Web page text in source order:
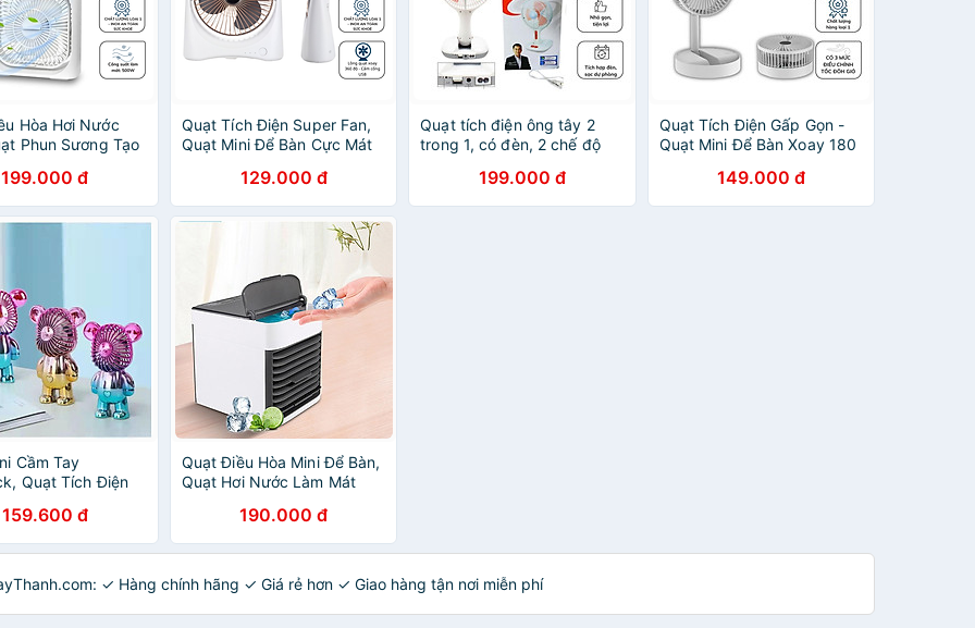
Hòa Hơi Nước
Phun Sương Tạo
Minh Tích Hợp
- HÀNG CHÍNH
199.000 đ
Quạt Tích Điện Super Fan,
Quạt Mini Để Bàn Cực Mát
Tiện Lợi Có Thể Mang Đi -
HÀNG CHÍNH HÃNG MINIIN
129.000 đ
Quạt tích điện ông tây 2
trong 1, có đèn, 2 chế độ
gọn - Hàng Chính hãng
MINIIN (Giao màu ngẫu
199.000 đ
Quạt Tích Điện Gấp Gọn -
Quạt Mini Để Bàn Xoay 180
USB Có Thể Điều Chỉnh Độ
Cao Siêu Tiện Lợi - HÀNG
149.000 đ
Cầm Tay
Quạt Tích Điện
Có Sạc USB - Hàng
Hãng MINIIN
159.600 đ
Quạt Điều Hòa Mini Để Bàn,
Quạt Hơi Nước Làm Mát
Chính Hãng MINIIN
190.000 đ
✓ Hàng chính hãng ✓ Giá rẻ hơn ✓ Giao hàng tận nơi miễn phí